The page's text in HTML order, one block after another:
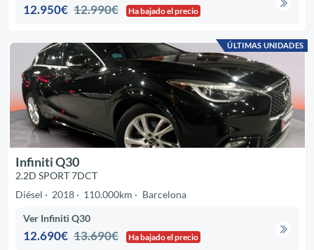
12.950€ 12.990€ Ha bajado el precio
ÚLTIMAS UNIDADES
Infiniti Q30
2.2D SPORT 7DCT
Diésel
2018 110.000km Barcelona
Ver Infiniti Q30
12.690€ 13.690€ Ha bajado el precio